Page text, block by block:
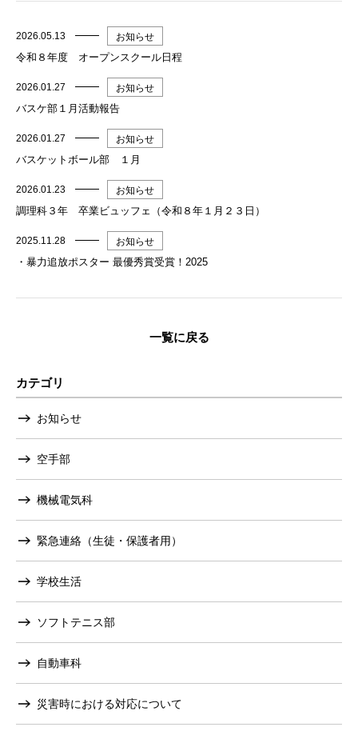
2026.05.13 お知らせ
令和８年度 オープンスクール日程
2026.01.27 お知らせ
バスケ部１月活動報告
2026.01.27 お知らせ
バスケットボール部 １月
2026.01.23 お知らせ
調理科３年 卒業ビュッフェ（令和８年１月２３日）
2025.11.28 お知らせ
・暴力追放ポスター 最優秀賞受賞！2025
一覧に戻る
カテゴリ
お知らせ
空手部
機械電気科
緊急連絡（生徒・保護者用）
学校生活
ソフトテニス部
自動車科
災害時における対応について